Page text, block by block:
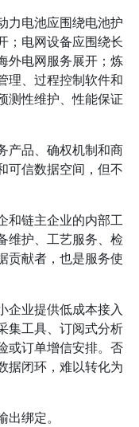
力电池应围绕电池护
；电网设备应围绕长
外电网服务展开；炼
理、过程控制软件和
测性维护、性能保证
产品、确权机制和商
可信数据空间，但不
和链主企业的内部工
维护、工艺服务、检
贡献者，也是服务使
企业提供低成本接入
集工具、订阅式分析
或订单增信安排。否
据闭环，难以转化为
绑定。